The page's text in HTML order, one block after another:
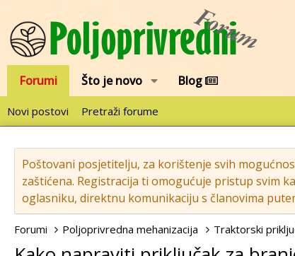
Forumi Što je novo Blog
Novi postovi Pretraži forume
Poštovani posjetitelju, za korištenje svih
zaštićena. Registracija ti omogućuje pristup svim
oglasniku, direktnu komunikaciju s članovima
Forumi Poljoprivredna mehanizacija Traktorski